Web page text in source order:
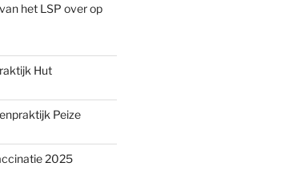
het LSP over op
Hut
Peize
2025